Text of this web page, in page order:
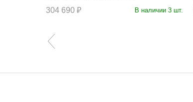
304 690 ₽
В наличии 3 шт.